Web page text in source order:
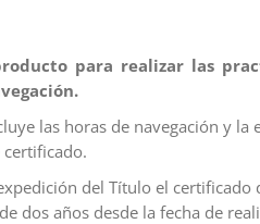
€.
es:
500,00 €.
para realizar las
las horas de navegación y la
del Título el certificado
dos años desde la fecha de